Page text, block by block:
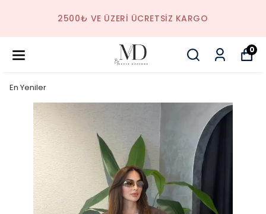
2500₺ VE ÜZERI ÜCRETSIZ KARGO
0
En Yeniler